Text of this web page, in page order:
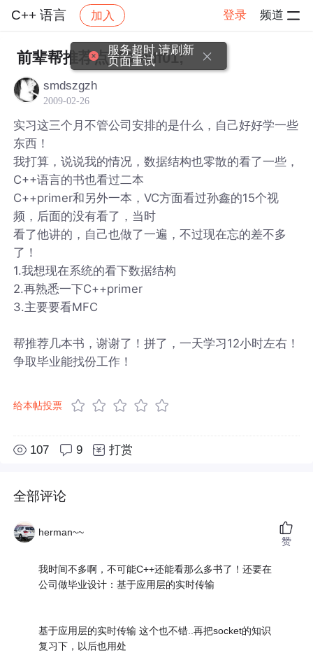
C++ 语言 加入 登录 频道
社区 C++ 语言 帖子详情
前辈帮推荐点书&#xff01;
smdszgzh
2009-02-26
实习这三个月不管公司安排的是什么，自己好好学一些
东西！
我打算，说说我的情况，数据结构也零散的看了一些，
C++语言的书也看过二本
C++primer和另外一本，VC方面看过孙鑫的15个视
频，后面的没有看了，当时
看了他讲的，自己也做了一遍，不过现在忘的差不多
了！
1.我想现在系统的看下数据结构
2.再熟悉一下C++primer
3.主要要看MFC
帮推荐几本书，谢谢了！拼了，一天学习12小时左右！
争取毕业能找份工作！
给本帖投票
107 9 打赏
全部评论
herman~~
我时间不多啊，不可能C++还能看那么多书了！还要在
公司做毕业设计：基于应用层的实时传输
基于应用层的实时传输 这个也不错..再把socket的知识
复习下，以后也用处
赞
服务超时,请刷新
页面重试